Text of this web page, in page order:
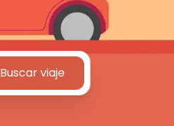
Buscar viaje